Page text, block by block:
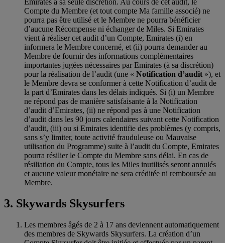
Compte du Membre (et tout compte Ma famille associé) ne
pourra pas être utilisé et le Membre ne pourra bénéficier
d’aucune Récompense ni échanger de Miles. Si Emirates
vient à réaliser cet audit d’un Compte, Emirates (i) en
informera le Membre concerné, et (ii) pourra demander au
Membre de fournir des informations complémentaires
importantes jugées nécessaires par Emirates (à sa discrétion)
pour la réalisation de l’audit (une « Notification d’audit »), et
le Membre devra se conformer à cette Notification d’audit de
la part d’Emirates dans les délais indiqués. Si (i) un Membre
ne répond pas de manière satisfaisante à la Notification
d’audit d’Emirates, (ii) ne répond pas à une Notification
d’audit dans les 90 jours calendaires suivant cette Notification
d’audit, (iii) ou si Emirates identifie des problèmes (y compris,
sans s’y limiter, toute activité frauduleuse ou Mauvaise
utilisation du Programme) suite à l’audit du Compte, Emirates
pourra résilier le Compte du Membre sans délai. En cas de
résiliation du Compte, tous les Miles inutilisés seront annulés
et aucune valeur monétaire ne sera créditée ni remboursée au
Membre.
3. Skywards Skysurfers
Les membres âgés de 2 à 17 ans deviennent automatiquement
des membres de Skywards Skysurfers. La création d’un